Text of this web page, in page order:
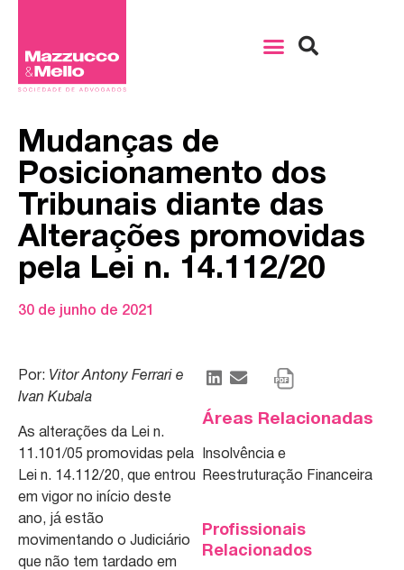
Mudanças de
Posicionamento dos
Tribunais diante das
Alterações promovidas
pela Lei n. 14.112/20
30 de junho de 2021
Por: Vitor Antony Ferrari e
Ivan Kubala
As alterações da Lei n.
11.101/05 promovidas pela
Lei n. 14.112/20, que entrou
em vigor no início deste
ano, já estão
movimentando o Judiciário
que não tem tardado em
Áreas Relacionadas
Insolvência e
Reestruturação Financeira
Profissionais
Relacionados